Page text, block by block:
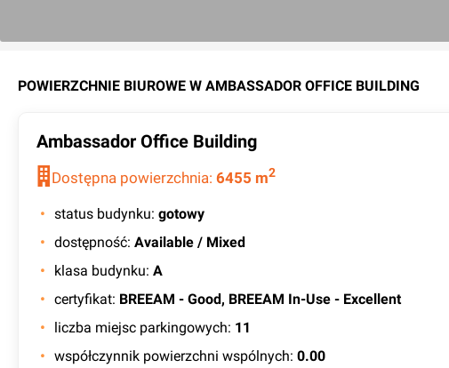
POWIERZCHNIE BIUROWE W AMBASSADOR OFFICE BUILDING
Ambassador Office Building
Dostępna powierzchnia: 6455 m2
status budynku: gotowy
dostępność: Available / Mixed
klasa budynku: A
certyfikat: BREEAM - Good, BREEAM In-Use - Excellent
liczba miejsc parkingowych: 11
współczynnik powierzchni wspólnych: 0.00